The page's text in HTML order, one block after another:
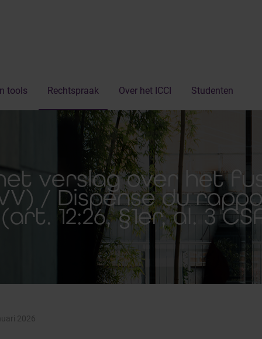
tools Rechtspraak Over het ICCI Studenten
verslag over het
/ Dispense du
12:26, §1er, al. 3
2026